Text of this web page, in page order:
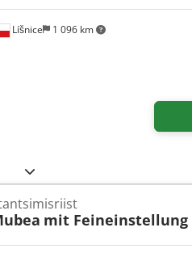
Líšnice 1 096 km
mit Feineinstellung